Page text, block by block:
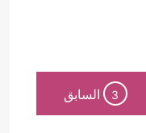
3 السابق